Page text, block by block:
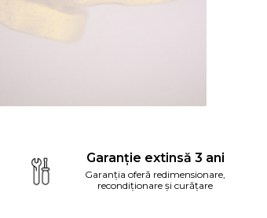
Facebook
Garanție extinsă 3 ani
Garanția oferă redimensionare,
recondiționare și curățare